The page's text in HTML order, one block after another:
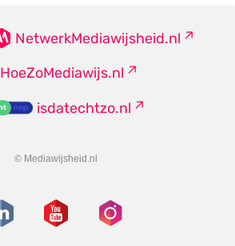
NetwerkMediawijsheid.nl
HoeZoMediawijs.nl
isdatechtzo.nl
© Mediawijsheid.nl